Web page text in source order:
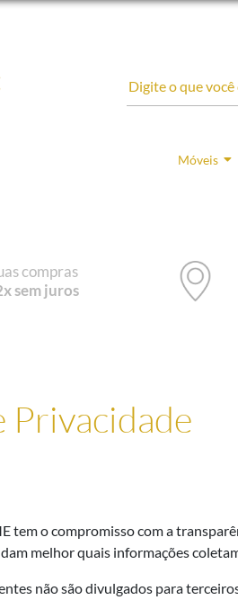
Móveis
compras
sem juros
Privacidade
tem o compromisso com a
melhor quais informações
não são divulgados para